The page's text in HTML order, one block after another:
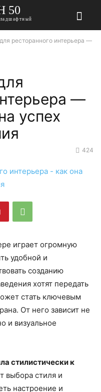
50
ресторанного интерьера —
—
успех
424
играет огромную
удобной и
созданию
хотят передать
стать ключевым
От него зависит не
и визуальное
стилистически к
выбора стиля и
настроение и